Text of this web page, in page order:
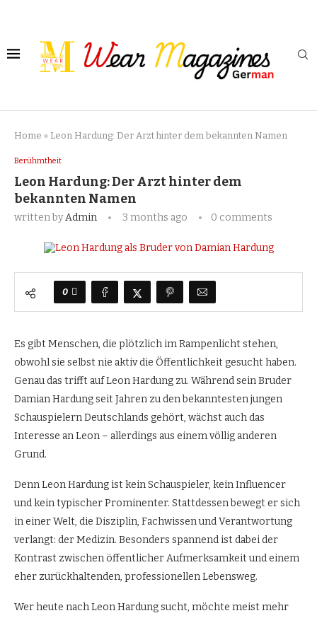
Home » Leon Hardung: Der Arzt hinter dem bekannten Namen
Berühmtheit
Leon Hardung: Der Arzt hinter dem
bekannten Namen
written byAdmin 3 months ago 0 comments
0
Es gibt Menschen, die plötzlich im Rampenlicht stehen,
obwohl sie selbst nie aktiv die Öffentlichkeit gesucht haben.
Genau das trifft auf Leon Hardung zu. Während sein Bruder
Damian Hardung seit Jahren zu den bekanntesten jungen
Schauspielern Deutschlands gehört, wächst auch das
Interesse an Leon – allerdings aus einem völlig anderen
Grund.
Denn Leon Hardung ist kein Schauspieler, kein Influencer
und kein typischer Prominenter. Stattdessen bewegt er sich
in einer Welt, die Disziplin, Fachwissen und Verantwortung
verlangt: der Medizin. Besonders spannend ist dabei der
Kontrast zwischen öffentlicher Aufmerksamkeit und einem
eher zurückhaltenden, professionellen Lebensweg.
Wer heute nach Leon Hardung sucht, möchte meist mehr